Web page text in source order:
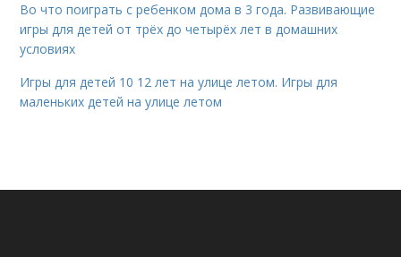
Во что поиграть с ребенком дома в 3 года. Развивающие
игры для детей от трёх до четырёх лет в домашних
условиях
Игры для детей 10 12 лет на улице летом. Игры для
маленьких детей на улице летом